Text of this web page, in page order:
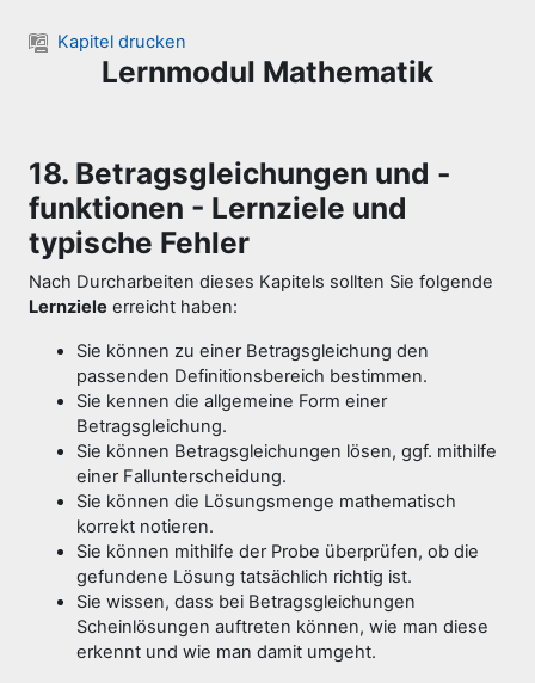
Kapitel drucken
Lernmodul Mathematik
18. Betragsgleichungen und -
funktionen - Lernziele und
typische Fehler
Nach Durcharbeiten dieses Kapitels sollten Sie folgende
Lernziele erreicht haben:
Sie können zu einer Betragsgleichung den
passenden Definitionsbereich bestimmen.
Sie kennen die allgemeine Form einer
Betragsgleichung.
Sie können Betragsgleichungen lösen, ggf. mithilfe
einer Fallunterscheidung.
Sie können die Lösungsmenge mathematisch
korrekt notieren.
Sie können mithilfe der Probe überprüfen, ob die
gefundene Lösung tatsächlich richtig ist.
Sie wissen, dass bei Betragsgleichungen
Scheinlösungen auftreten können, wie man diese
erkennt und wie man damit umgeht.